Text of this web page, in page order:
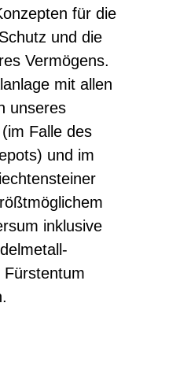
für die
und die
Vermögens.
mit allen
unseres
Falle des
und im
inklusive
Fürstentum